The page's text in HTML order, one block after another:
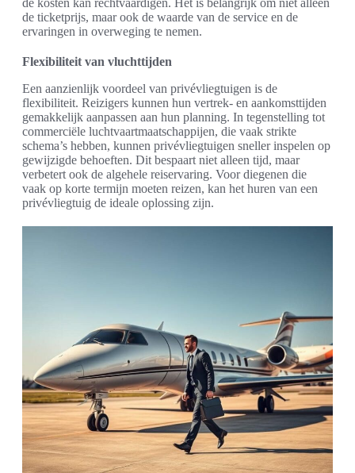
de kosten kan rechtvaardigen. Het is belangrijk om niet alleen
de ticketprijs, maar ook de waarde van de service en de
ervaringen in overweging te nemen.
Flexibiliteit van vluchttijden
Een aanzienlijk voordeel van privévliegtuigen is de
flexibiliteit. Reizigers kunnen hun vertrek- en aankomsttijden
gemakkelijk aanpassen aan hun planning. In tegenstelling tot
commerciële luchtvaartmaatschappijen, die vaak strikte
schema’s hebben, kunnen privévliegtuigen sneller inspelen op
gewijzigde behoeften. Dit bespaart niet alleen tijd, maar
verbetert ook de algehele reiservaring. Voor diegenen die
vaak op korte termijn moeten reizen, kan het huren van een
privévliegtuig de ideale oplossing zijn.